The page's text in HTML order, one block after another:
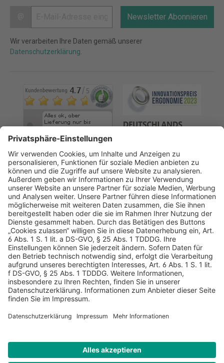
Newsletter Abonnieren
Wir verarbeiten Ihre Daten gemäß unserer
Datenschutzerklärung
AGB Datenschutz
Impressum
Sicherheitshinweis
Compliance
Netto-Preise zzgl. gesetzlich gültiger MwSt., zzgl.